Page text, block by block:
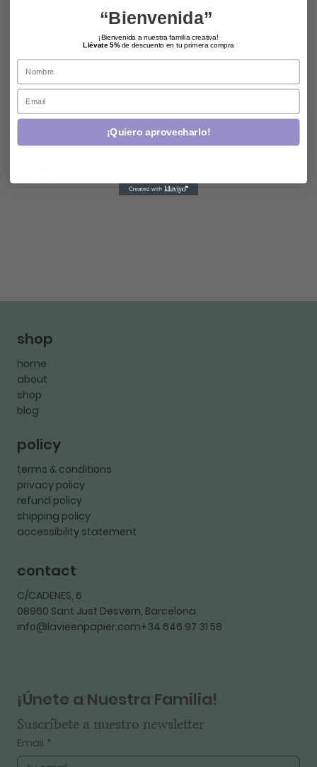
agregar
comprar ahora
shop
home
about
shop
blog
policy
terms & conditions
privacy policy
refund policy
shipping policy
accessibility statement
contact
C/CADENES, 6
08960 Sant Just Desvern, Barcelona
info@lavieenpapier.com+34 646 97 31 58
¡Únete a Nuestra Familia!
Suscríbete a nuestro newsletter
Email *
“Bienvenida”
¡Bienvenida a nuestra familia creativa!
Llévate 5%de descuento en tu primera compra
Name
Email
¡Quiero aprovecharlo!